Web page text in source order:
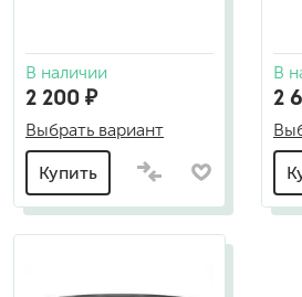
В наличии
2 200 ₽
Выбрать вариант
Купить
В
2